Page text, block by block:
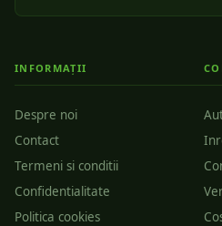
INFORMAȚII
Despre noi
Contact
Termeni si conditii
Confidentialitate
Politica cookies